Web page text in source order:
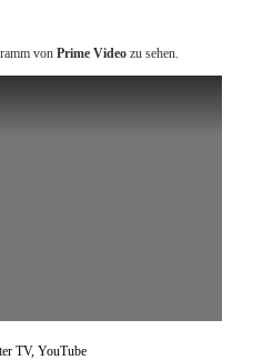
von Prime Video zu sehen.
TV, YouTube